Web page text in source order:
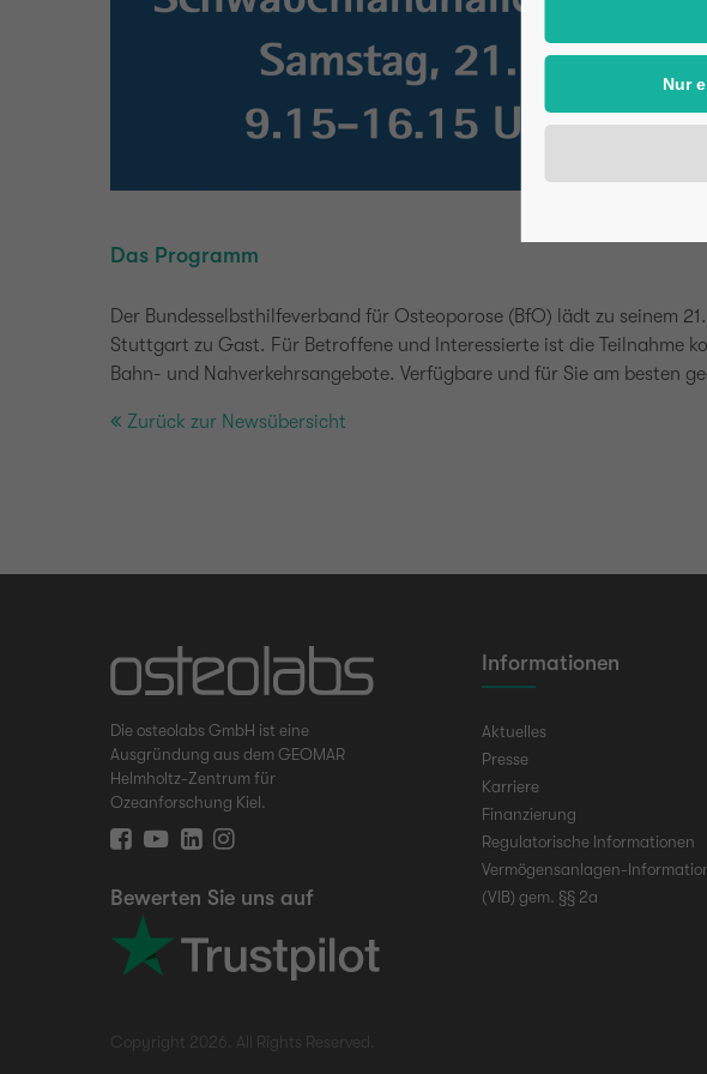
Das Programm
Der Bundesselbsthilfeverband für Osteoporose (BfO) lädt zu seinem
Stuttgart zu Gast. Für Betroffene und Interessierte ist die Teilnahme
Bahn- und Nahverkehrsangebote. Verfügbare und für Sie am besten
Zurück zur Newsübersicht
Die osteolabs GmbH ist eine
Ausgründung aus dem GEOMAR
Helmholtz-Zentrum für
Ozeanforschung Kiel.
Bewerten Sie uns auf
Informationen
Aktuelles
Presse
Karriere
Finanzierung
Regulatorische Informationen
Vermögensanlagen-
(VIB) gem. §§ 2a
Copyright 2026. All Rights Reserved.